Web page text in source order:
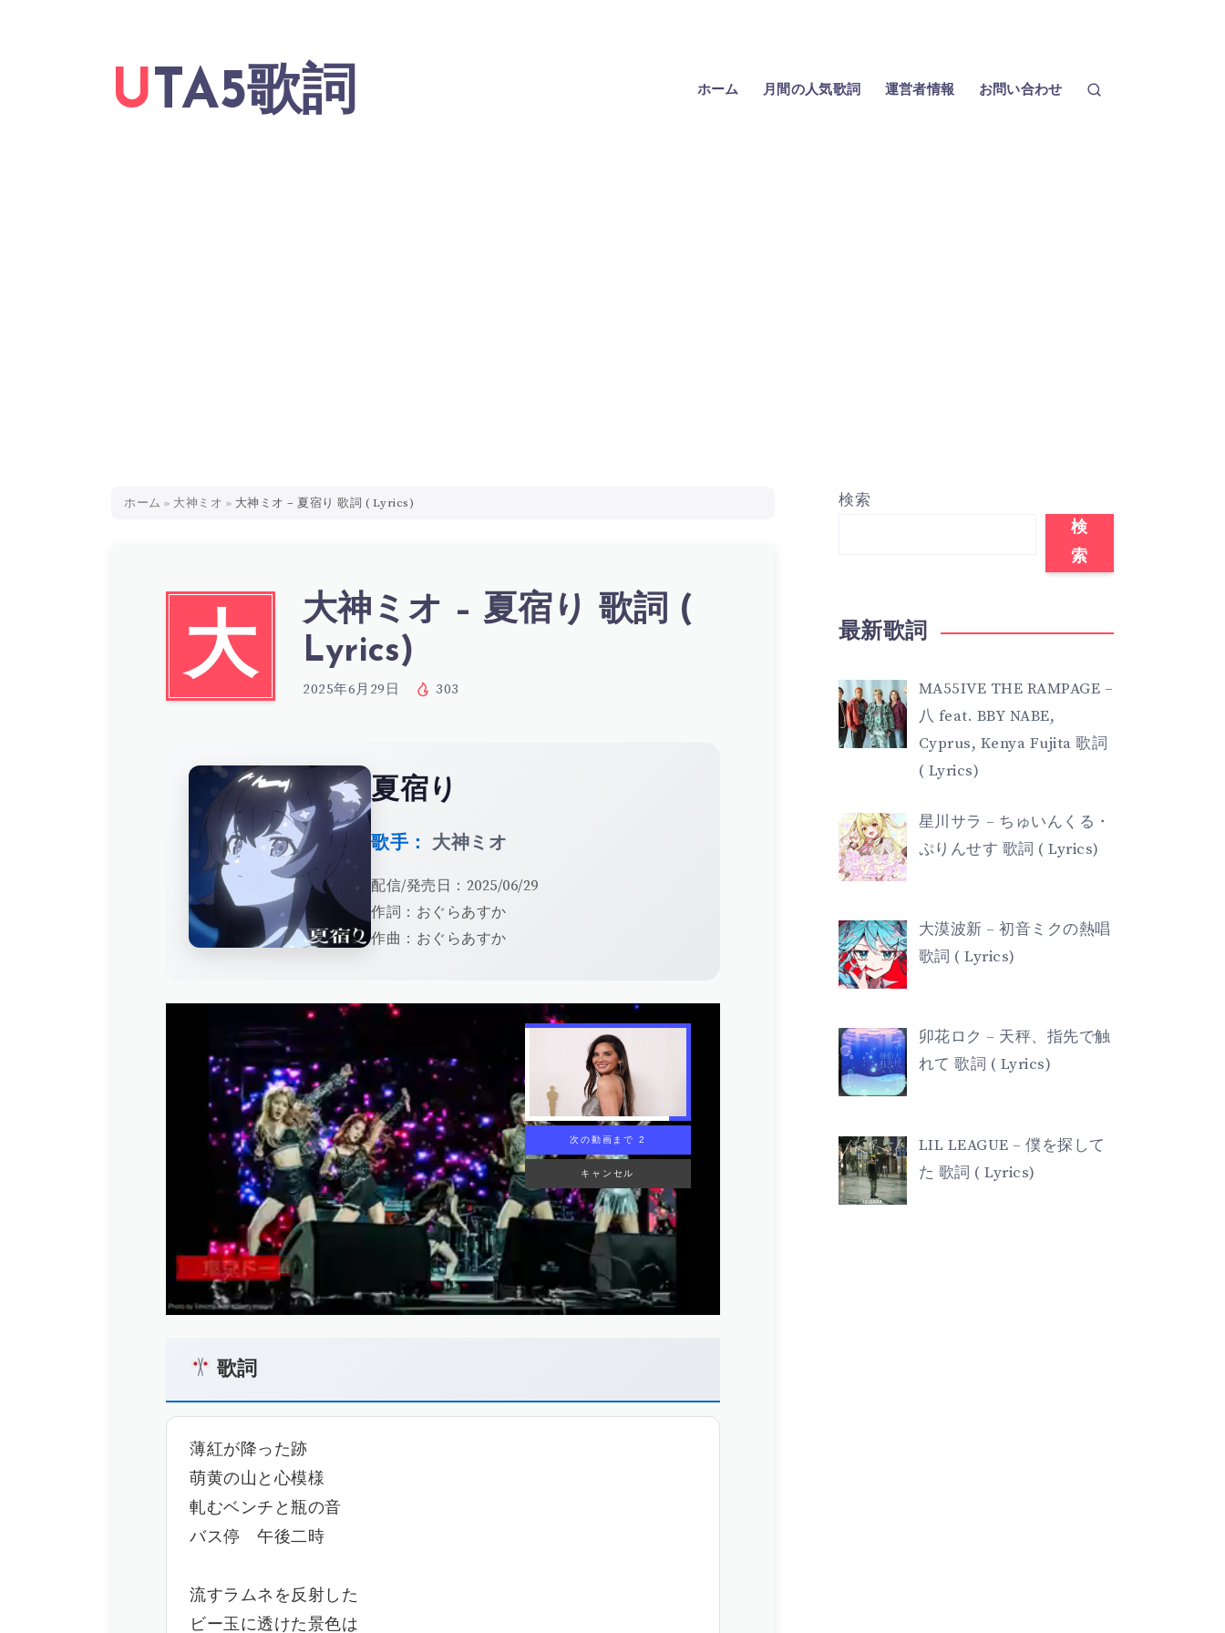
UTA5歌詞 ホーム 月間の人気歌詞 運営者情報 お問い合わせ
ホーム » 大神ミオ » 大神ミオ – 夏宿り 歌詞 ( Lyrics)
大
大神ミオ – 夏宿り 歌詞 (
Lyrics)
2025年6月29日 303
夏宿り
歌手： 大神ミオ
配信/発売日：2025/06/29
作詞：おぐらあすか
作曲：おぐらあすか
次の動画まで 1
キャンセル
歌詞
薄紅が降った跡
萌黄の山と心模様
軋むベンチと瓶の音
バス停 午後二時
流すラムネを反射した
ビー玉に透けた景色は
検索
検
索
最新歌詞
MA55IVE THE RAMPAGE –
八 feat. BBY NABE,
Cyprus, Kenya Fujita 歌詞
( Lyrics)
星川サラ – ちゅいんくる・
ぷりんせす 歌詞 ( Lyrics)
大漠波新 – 初音ミクの熱唱
歌詞 ( Lyrics)
卯花ロク – 天秤、指先で触
れて 歌詞 ( Lyrics)
LIL LEAGUE – 僕を探して
た 歌詞 ( Lyrics)